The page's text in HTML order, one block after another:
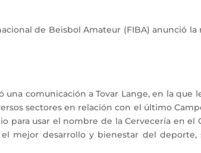
de Beisbol Amateur (FIBA) anunció la
comunicación a Tovar Lange, en la que
sectores en relación con el último
para usar el nombre de la Cervecería en el
mejor desarrollo y bienestar del deporte,